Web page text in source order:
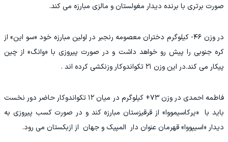
صورت برتری با برنده دیدار مغولستان و مالزی مبارزه می کند.
در وزن ۴۶- کیلوگرم دختران معصومه رنجبر در اولین مبارزه خود «سو این» از
کره جنوبی را پیش رو خواهد داشت و در صورت پیروزی با «وانگ» از چین
پیکار می کند.در این وزن ۲۱ تکواندوکار وزنکشی کرده اند .
فاطمه احمدی در وزن ۷۳+ کیلوگرم در میان ۱۲ تکواندوکار حاضر دور نخست
باید با «یرکاسیمووا» از قرقیزستان مبارزه کند و در صورت کسب پیروزی به
دیدار «اسیپووا» قهرمان عنوان دار المپیک و جهان از ازبکستان می رود.